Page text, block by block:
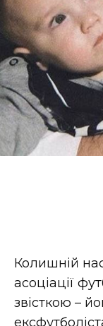
Колишній
асоціації
звісткою –